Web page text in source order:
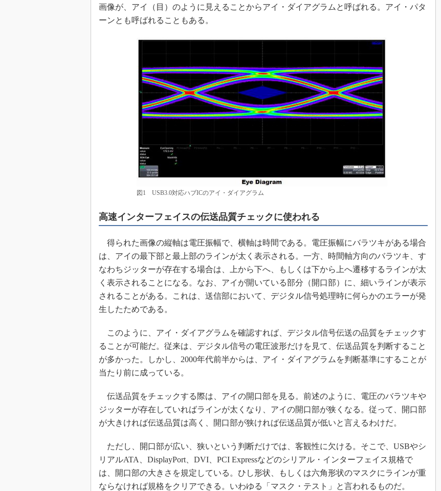
計測器メーカーから見た5G
USB Type-Cの登場で評価試験はど
IoT時代の無線規格を知る【Z-Wave
編】
画像が、アイ（目）のように見えることからアイ・ダイアグラムと呼ばれる。アイ・パタ
ーンとも呼ばれることもある。
図1 USB3.0対応ハブICのアイ・ダイアグラム
高速インターフェイスの伝送品質チェックに使われる
得られた画像の縦軸は電圧振幅で、横軸は時間である。電圧振幅にバラツキがある場合
は、アイの最下部と最上部のラインが太く表示される。一方、時間軸方向のバラツキ、す
なわちジッターが存在する場合は、上から下へ、もしくは下から上へ遷移するラインが太
く表示されることになる。なお、アイが開いている部分（開口部）に、細いラインが表示
されることがある。これは、送信部において、デジタル信号処理時に何らかのエラーが発
生したためである。
このように、アイ・ダイアグラムを確認すれば、デジタル信号伝送の品質をチェックす
ることが可能だ。従来は、デジタル信号の電圧波形だけを見て、伝送品質を判断すること
が多かった。しかし、2000年代前半からは、アイ・ダイアグラムを判断基準にすることが
当たり前に成っている。
伝送品質をチェックする際は、アイの開口部を見る。前述のように、電圧のバラツキや
ジッターが存在していればラインが太くなり、アイの開口部が狭くなる。従って、開口部
が大きければ伝送品質は高く、開口部が狭ければ伝送品質が低いと言えるわけだ。
ただし、開口部が広い、狭いという判断だけでは、客観性に欠ける。そこで、USBやシ
リアルATA、DisplayPort、DVI、PCI Expressなどのシリアル・インターフェイス規格で
は、開口部の大きさを規定している。ひし形状、もしくは六角形状のマスクにラインが重
ならなければ規格をクリアできる。いわゆる「マスク・テスト」と言われるものだ。